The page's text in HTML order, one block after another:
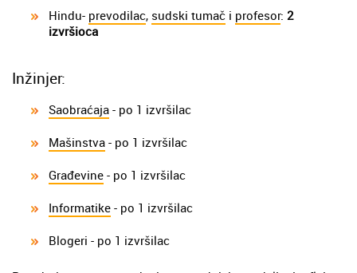
Hindu- prevodilac, sudski tumač i profesor: 2
izvršioca
Inžinjer:
Saobraćaja - po 1 izvršilac
Mašinstva - po 1 izvršilac
Građevine - po 1 izvršilac
Informatike - po 1 izvršilac
Blogeri - po 1 izvršilac